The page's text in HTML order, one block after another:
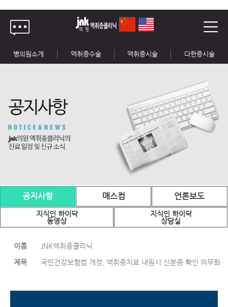
병의원소개 액취증수술 액취증시술 다한증시술
공지사항 매스컴 언론보도
지식인 하이닥
동영상
지식인 하이닥
상담실
이름
JNK액취증클리닉
제목
국민건강보험법 개정, 액취증치료 내원시 신분증 확인 의무화